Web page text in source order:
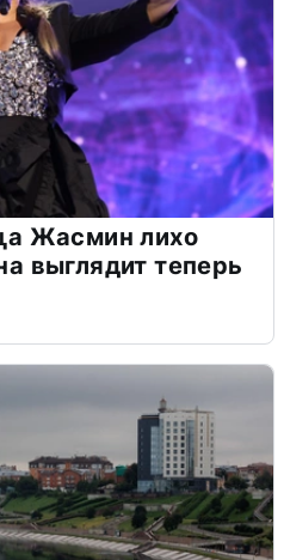
Жасмин лихо
выглядит теперь